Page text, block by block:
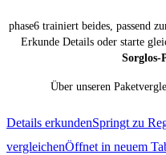
phase6 trainiert beides, passend
Erkunde Details oder starte
Sorglos-
Über unseren
Details erkundenSpringt zu
vergleichenÖffnet in neuem